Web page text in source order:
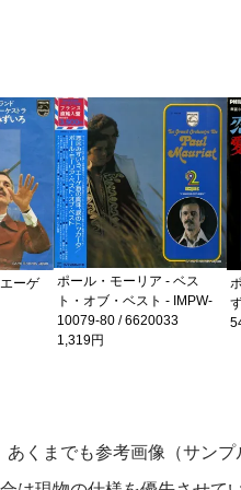
ーゲ
ポール・モーリア - ベス
ト・オブ・ベスト - IMPW-
10079-80 / 6620033
1,319円
くまでも参考画像（サンプ